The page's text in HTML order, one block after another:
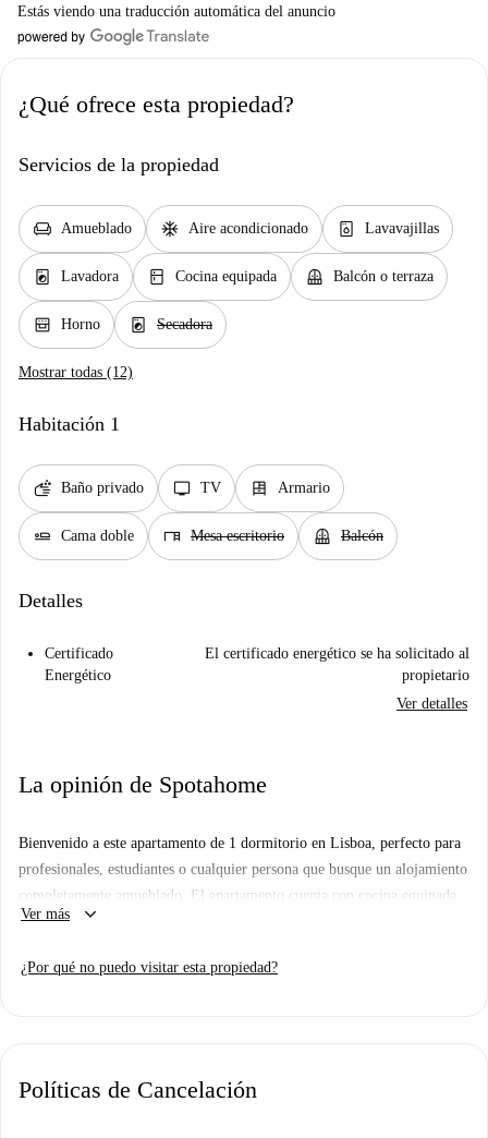
Estás viendo una traducción automática del anuncio
¿Qué ofrece esta propiedad?
Servicios de la propiedad
chair Amueblado ac_unit Aire acondicionado dishwasher_gen Lavavajillas
local_laundry_service Lavadora kitchen Cocina equipada balcony Balcón o terraza
oven_gen Horno local_laundry_service Secadora
Mostrar todas (12)
Habitación 1
soap Baño privado tv TV dresser Armario
airline_seat_flat Cama doble desk Mesa escritorio balcony Balcón
Detalles
Certificado
Energético
El certificado energético se ha solicitado al
propietario
Ver detalles
La opinión de Spotahome
Bienvenido a este apartamento de 1 dormitorio en Lisboa, perfecto para
profesionales, estudiantes o cualquier persona que busque un alojamiento
completamente amueblado. El apartamento cuenta con cocina equipada,
lavadora privada, lavavajillas, horno, aire acondicionado central y
incluidos, para que disfrutes de una estancia sin preocupaciones.
varias atracciones destacadas como Chafariz do Largo da Paz, el Jardín
Ver más keyboard_arrow_down
¿Por qué no puedo visitar esta propiedad?
Políticas de Cancelación